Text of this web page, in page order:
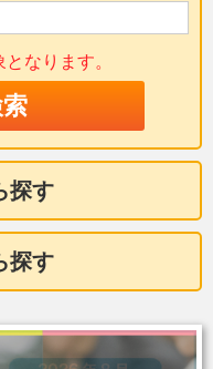
となります。